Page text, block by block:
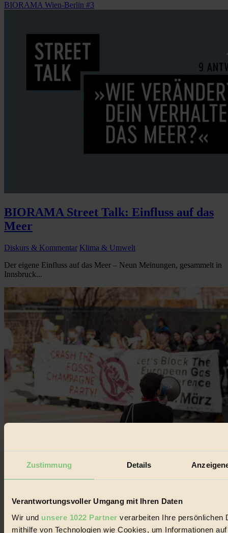
Zustimmung Details
Verantwortungsvoller Umgang mit Ihren Daten
Wir und unsere 1022 Partner verarbeiten Ihre persönlichen
mithilfe von Technologien wie Cookies, um Informationen
BIORAMA Wien-Berlin #3
BIORAMA Street Talk: Einfluss auf das
Meer
Diskurs & Kommentar Klima & Umwelt
Der eigene Einfluss auf das Meer – Neun Meinungen, gesammelt in
Innsbruck...
Mache sagen: fürs Klima auf die Straße gehen reicht nicht...